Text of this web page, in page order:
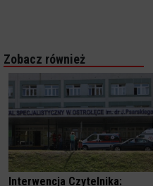
Zobacz również
Interwencja Czytelnika: